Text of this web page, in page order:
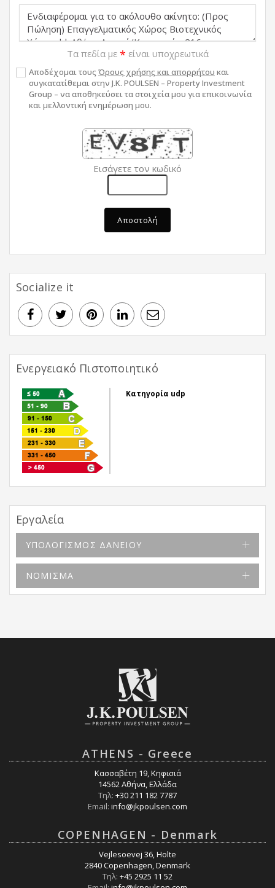
Τα πεδία με * είναι υποχρεωτικά
Αποδέχομαι τους Όρους χρήσης και απορρήτου και
συγκατατίθεμαι στην J.K. POULSEN – Property Investment
Group – να αποθηκεύσει τα στοιχεία μου για επικοινωνία
και μελλοντική ενημέρωση μου.
Εισάγετε τον κωδικό
Αποστολή
Socialize it
Ενεργειακό Πιστοποιητικό
Κατηγορία udp
Εργαλεία
ΥΠΟΛΟΓΙΣΜΟΣ ΔΑΝΕΙΟΥ
ΝΟΜΙΣΜΑ
ATHENS - Greece
Κασσαβέτη 19, Κηφισιά
14562 Αθήνα, Ελλάδα
Τηλ: +30 211 182 7787
Email: info@jkpoulsen.com
COPENHAGEN - Denmark
Vejlesoevej 36, Holte
2840 Copenhagen, Denmark
Τηλ: +45 2925 11 52